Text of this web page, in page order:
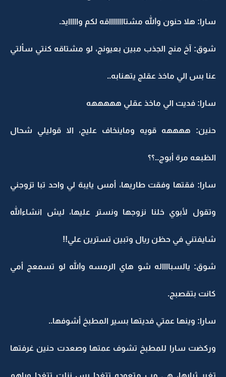
سارا: هلا حنون والله مشتااااااااقه لكم وااااايد.
شوق: آخ منج الجذب مبين بعيونج، لو مشتاقه كنتي سألتي
عنا بس الي ماخذ عقلج يتهنابه..
سارا: فديت الي ماخذ عقلي هههههه
حنين: ههههه قويه وماينخاف عليج، الا قوليلي شحال
الظبعه مرة أبوج..؟؟
سارا: فقتها وفقت طاريها، أمس يايبة لي واحد تبا تزوجني
وتقول لأبوي خلنا نزوجها ونستر عليها، ليش انشاءالله
شايفتني في حظن ريال وتبين تسترين علي!!
شوق: يالسبااااله شو هاي الرمسه والله لو تسمعج أمي
كانت بتقصبج.
سارا: وينها عمتي فديتها بسير المطبخ أشوفها..
وركضت سارا للمطبخ تشوف عمتها وصعدت حنين غرفتها
تغير ثيابها، هي مب متعوده تتغدا بس نزلت تتغدا وياهم